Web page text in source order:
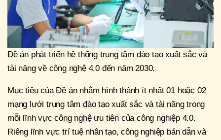
Đề án phát triển hệ thống trung tâm đào tạo xuất sắc và
tài năng về công nghệ 4.0 đến năm 2030.
Mục tiêu của Đề án nhằm hình thành ít nhất 01 hoặc 02
mạng lưới trung tâm đào tạo xuất sắc và tài năng trong
mỗi lĩnh vực công nghệ ưu tiên của công nghiệp 4.0.
Riêng lĩnh vực trí tuệ nhân tạo, công nghiệp bán dẫn và